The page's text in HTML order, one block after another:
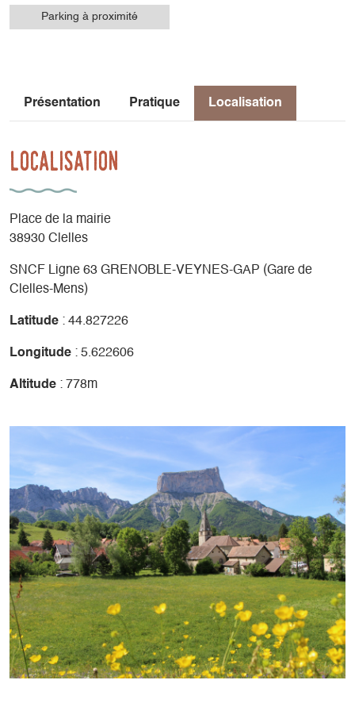
Parking à proximité
Présentation Pratique Localisation
Localisation
Place de la mairie
38930 Clelles
SNCF Ligne 63 GRENOBLE-VEYNES-GAP (Gare de
Clelles-Mens)
Latitude : 44.827226
Longitude : 5.622606
Altitude : 778m